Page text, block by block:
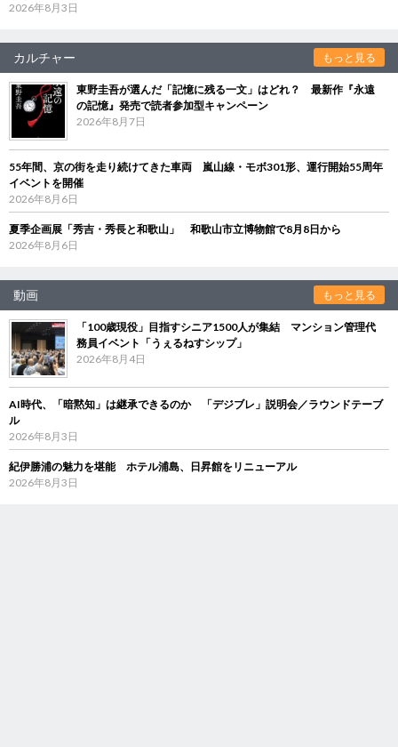
2026年8月3日
カルチャー もっと見る
東野圭吾が選んだ「記憶に残る一文」はどれ？ 最新作『永遠
の記憶』発売で読者参加型キャンペーン
2026年8月7日
55年間、京の街を走り続けてきた車両 嵐山線・モボ301形、運行開始55周年
イベントを開催
2026年8月6日
夏季企画展「秀吉・秀長と和歌山」 和歌山市立博物館で8月8日から
2026年8月6日
動画 もっと見る
「100歳現役」目指すシニア1500人が集結 マンション管理代
務員イベント「うぇるねすシップ」
2026年8月4日
AI時代、「暗黙知」は継承できるのか 「デジブレ」説明会／ラウンドテーブ
ル
2026年8月3日
紀伊勝浦の魅力を堪能 ホテル浦島、日昇館をリニューアル
2026年8月3日